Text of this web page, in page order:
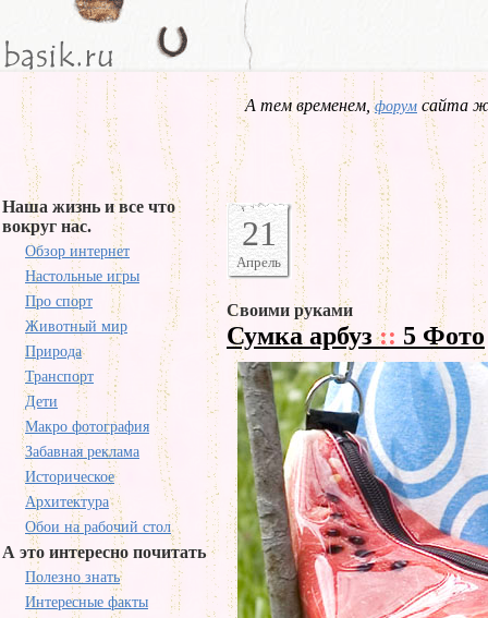
А тем временем,форум сайта
Наша жизнь и все что
вокруг нас.
Обзор интернет
Настольные игры
Про спорт
Животный мир
Природа
Транспорт
Дети
Макро фотография
Забавная реклама
Историческое
Архитектура
Обои на рабочий стол
А это интересно почитать
Полезно знать
Интересные факты
21
Апрель
Своими руками
Сумка арбуз:: 5 Фото